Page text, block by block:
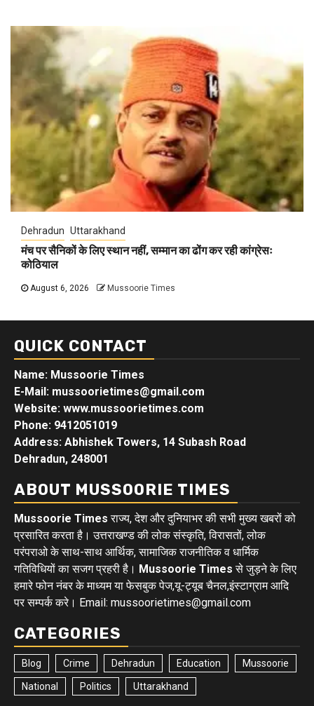
Dehradun Uttarakhand
मंच पर सैनिकों के लिए स्थान नहीं, सम्मान का ढोंग कर रही कांग्रेसः
कोठियाल
August 6, 2026 Mussoorie Times
QUICK CONTACT
Name: Mussoorie Times
E-Mail: mussoorietimes@gmail.com
Website: www.mussoorietimes.com
Phone: 9412051019
Address: Abhishek Towers, 14 Subash Road
Dehradun, 248001
ABOUT MUSSOORIE TIMES
Mussoorie Times राज्य, देश और दुनियाभर की सभी मुख्य खबरों को
प्रसारित करता है। उत्तराखण्ड की लोक संस्कृति, विरासतों, लोक
परंपराओ के साथ-साथ आर्थिक, सामाजिक राजनीतिक व धार्मिक
गतिविधियों का सजग प्रहरी है। Mussoorie Times से जुड़ने के लिए
हमारे फोन नंबर के माध्यम या फेसबुक पेज,यू-ट्यूब चैनल,इंस्टाग्राम आदि
पर सम्पर्क करे। Email: mussoorietimes@gmail.com
CATEGORIES
Blog Crime Dehradun Education Mussoorie
National Politics Uttarakhand